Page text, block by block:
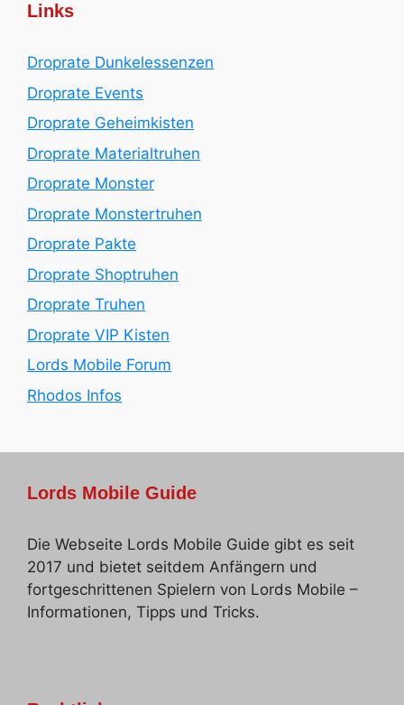
Links
Droprate Dunkelessenzen
Droprate Events
Droprate Geheimkisten
Droprate Materialtruhen
Droprate Monster
Droprate Monstertruhen
Droprate Pakte
Droprate Shoptruhen
Droprate Truhen
Droprate VIP Kisten
Lords Mobile Forum
Rhodos Infos
Lords Mobile Guide
Die Webseite Lords Mobile Guide gibt es seit
2017 und bietet seitdem Anfängern und
fortgeschrittenen Spielern von Lords Mobile –
Informationen, Tipps und Tricks.